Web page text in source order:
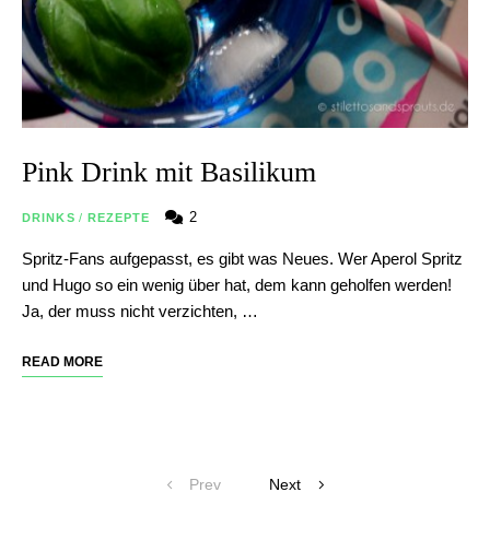
Pink Drink mit Basilikum
DRINKS / REZEPTE 2
Spritz-Fans aufgepasst, es gibt was Neues. Wer Aperol Spritz
und Hugo so ein wenig über hat, dem kann geholfen werden!
Ja, der muss nicht verzichten, …
READ MORE
Prev Next